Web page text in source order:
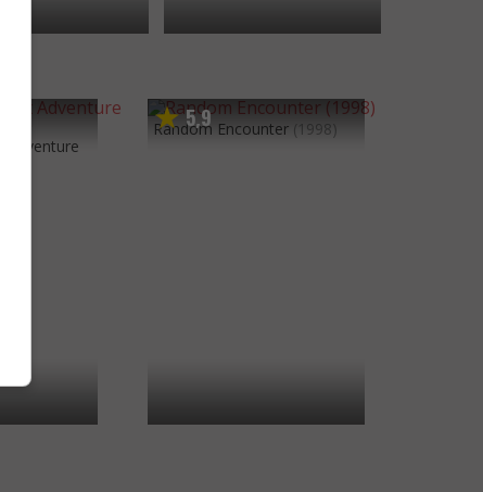
Adventure
5,9
Random Encounter (1998)